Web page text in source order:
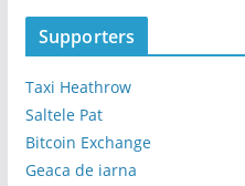
Supporters
Taxi Heathrow
Saltele Pat
Bitcoin Exchange
Geaca de iarna